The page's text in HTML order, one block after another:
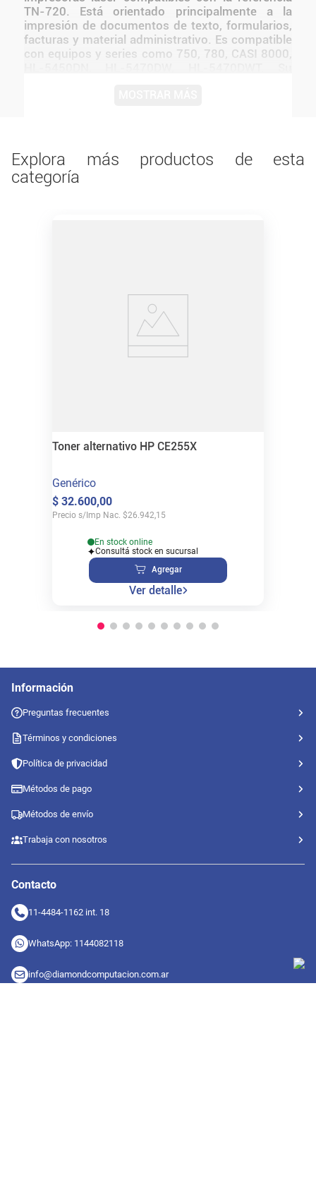
TN-720. Está orientado principalmente a la
impresión de documentos de texto, formularios,
facturas y material administrativo. Es compatible
con equipos y series como 750, 780, CASI 8000,
Explora más productos de esta
categoría
Toner alternativo HP CE255X
Genérico
$ 32.600,00
Precio s/Imp Nac. $26.942,15
En stock online
Consultá stock en sucursal
Agregar
Ver detalle
Información
Preguntas frecuentes
Términos y condiciones
Política de privacidad
Métodos de pago
Métodos de envío
Trabaja con nosotros
Contacto
11-4484-1162 int. 18
WhatsApp: 1144082118
info@diamondcomputacion.com.ar